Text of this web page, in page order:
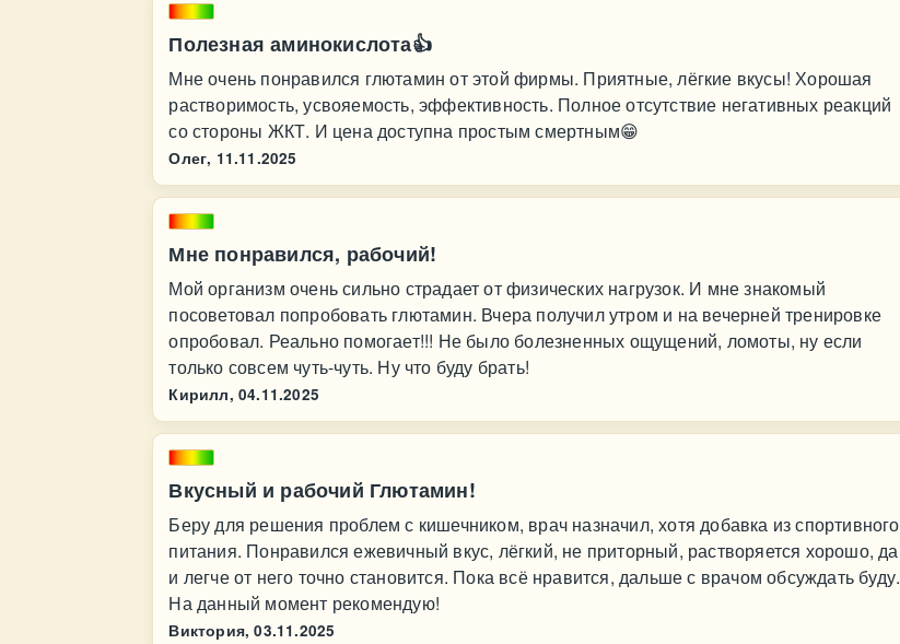
Полезная аминокислота👍
Мне очень понравился глютамин от этой фирмы. Приятные, лёгкие вкусы! Хорошая
растворимость, усвояемость, эффективность. Полное отсутствие негативных реакций
со стороны ЖКТ. И цена доступна простым смертным😁
Олег, 11.11.2025
Мне понравился, рабочий!
Мой организм очень сильно страдает от физических нагрузок. И мне знакомый
посоветовал попробовать глютамин. Вчера получил утром и на вечерней тренировке
опробовал. Реально помогает!!! Не было болезненных ощущений, ломоты, ну если
только совсем чуть-чуть. Ну что буду брать!
Кирилл, 04.11.2025
Вкусный и рабочий Глютамин!
Беру для решения проблем с кишечником, врач назначил, хотя добавка из спортивного
питания. Понравился ежевичный вкус, лёгкий, не приторный, растворяется хорошо, да
и легче от него точно становится. Пока всё нравится, дальше с врачом обсуждать буду.
На данный момент рекомендую!
Виктория, 03.11.2025